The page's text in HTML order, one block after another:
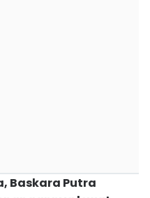
Baskara Putra